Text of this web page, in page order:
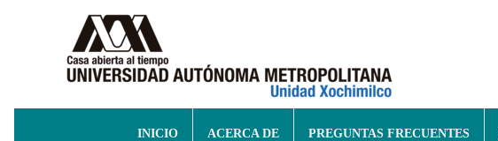
INICIO ACERCA DE PREGUNTAS FRECUENTES